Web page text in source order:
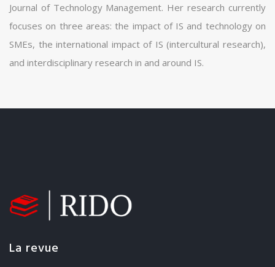
Journal of Technology Management. Her research currently
focuses on three areas: the impact of IS and technology on
SMEs, the international impact of IS (intercultural research),
and interdisciplinary research in and around IS.
La revue